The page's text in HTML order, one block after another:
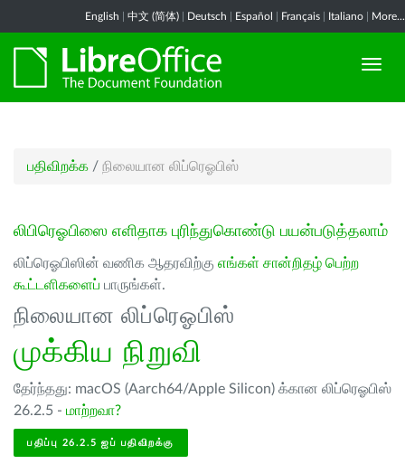
English 中文 (简体) Deutsch Español Français Italiano More...
பதிவிறக்க / நிலையான லிப்ரெஓபிஸ்
லிபிரெஓபிஸை எளிதாக புரிந்துகொண்டு பயன்படுத்தலாம்
லிப்ரெஓபிஸின் வணிக ஆதரவிற்கு எங்கள் சான்றிதழ் பெற்ற
கூட்டளிகளைப் பாருங்கள்.
நிலையான லிப்ரெஓபிஸ்
முக்கிய நிறுவி
தேர்ந்தது: macOS (Aarch64/Apple Silicon) க்கான லிப்ரெஓபிஸ்
26.2.5 - மாற்றவா?
பதிப்பு 26.2.5 ஐப் பதிவிறக்கு